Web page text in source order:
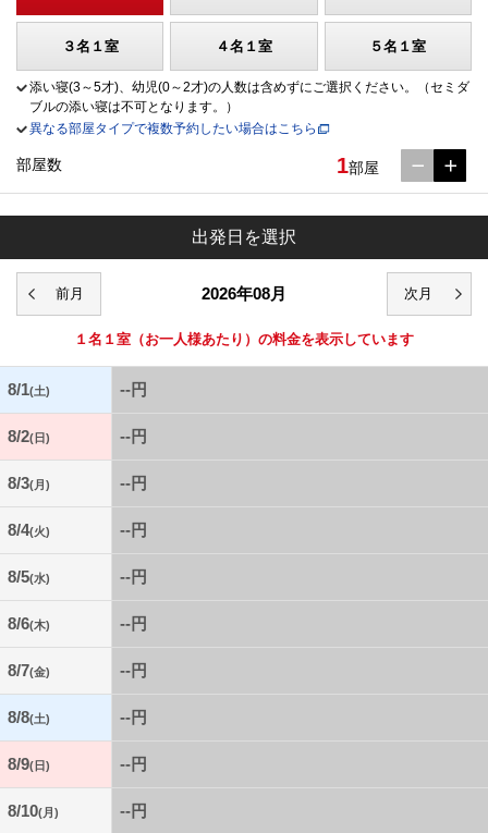
３名１室 ４名１室 ５名１室
添い寝(3～5才)、幼児(0～2才)の人数は含めずにご選択ください。（セミダ
ブルの添い寝は不可となります。）
異なる部屋タイプで複数予約したい場合はこちら
部屋数 1部屋
出発日を選択
2026年08月
１名１室 （お一人様あたり）の料金を表示しています
8/1(土) --円
8/2(日) --円
8/3(月) --円
8/4(火) --円
8/5(水) --円
8/6(木) --円
8/7(金) --円
8/8(土) --円
8/9(日) --円
8/10(月) --円